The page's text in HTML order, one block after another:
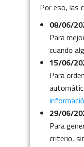
Por eso, las
08/06/
Para
cuando
15/06/
Para
29/06/
Para
criterio,